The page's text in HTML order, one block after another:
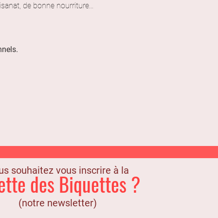
de bonne nourriture...
souhaitez vous inscrire à la
des Biquettes ?
(notre newsletter)